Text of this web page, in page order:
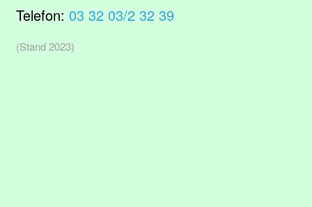
Telefon: 03 32 03/2 32 39
(Stand 2023)